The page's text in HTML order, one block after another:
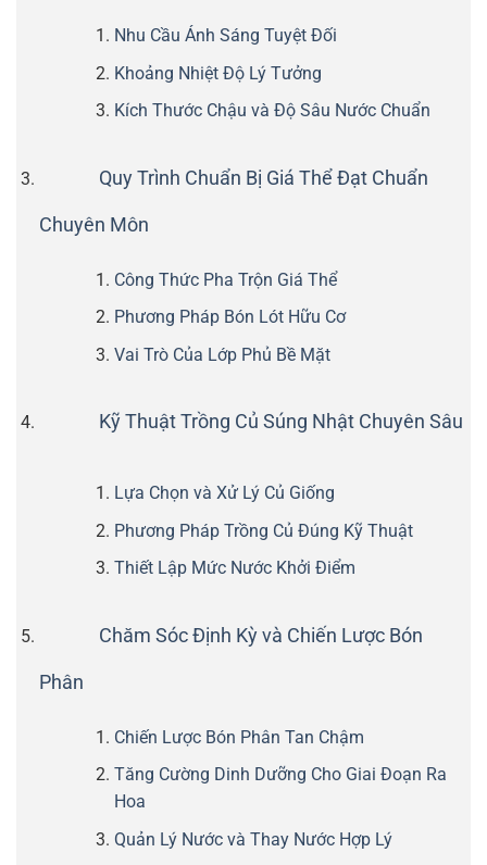
Nhu Cầu Ánh Sáng Tuyệt Đối
Khoảng Nhiệt Độ Lý Tưởng
Kích Thước Chậu và Độ Sâu Nước Chuẩn
Quy Trình Chuẩn Bị Giá Thể Đạt Chuẩn
Chuyên Môn
Công Thức Pha Trộn Giá Thể
Phương Pháp Bón Lót Hữu Cơ
Vai Trò Của Lớp Phủ Bề Mặt
Kỹ Thuật Trồng Củ Súng Nhật Chuyên Sâu
Lựa Chọn và Xử Lý Củ Giống
Phương Pháp Trồng Củ Đúng Kỹ Thuật
Thiết Lập Mức Nước Khởi Điểm
Chăm Sóc Định Kỳ và Chiến Lược Bón
Phân
Chiến Lược Bón Phân Tan Chậm
Tăng Cường Dinh Dưỡng Cho Giai Đoạn Ra
Hoa
Quản Lý Nước và Thay Nước Hợp Lý